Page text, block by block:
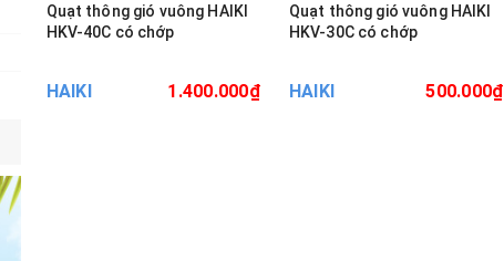
Quạt thông gió vuông HAIKI
HKV-40C có chớp
HAIKI 1.400.000₫
Quạt thông gió vuông HAIKI
HKV-30C có chớp
HAIKI 500.000₫